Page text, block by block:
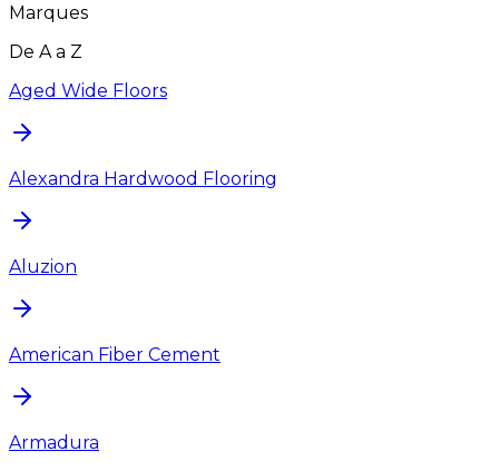
Marques
De A a Z
Aged Wide Floors
Alexandra Hardwood Flooring
Aluzion
American Fiber Cement
Armadura